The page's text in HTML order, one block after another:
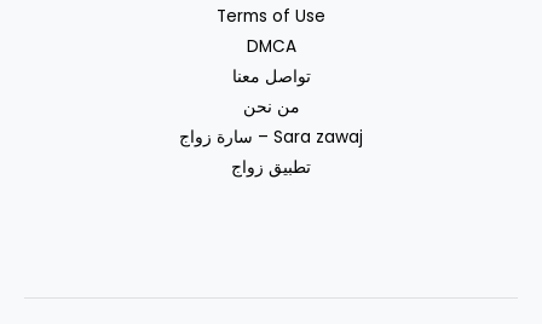
Terms of Use
DMCA
تواصل معنا
من نحن
سارة زواج – Sara zawaj
تطبيق زواج